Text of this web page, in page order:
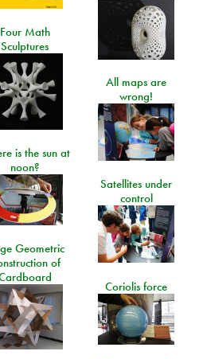
Four Math
Sculptures
All maps are
wrong!
is the sun at
noon?
Satellites under
control
Geometric
of
Coriolis force